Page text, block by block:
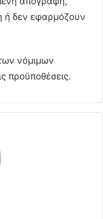
ή δεν εφαρμόζουν
νόμιμων
προϋποθέσεις.